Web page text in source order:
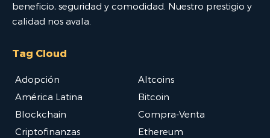
beneficio, seguridad y comodidad. Nuestro prestigio y
calidad nos avala.
Tag Cloud
Adopción
Altcoins
América Latina
Bitcoin
Blockchain
Compra-Venta
Criptofinanzas
Ethereum